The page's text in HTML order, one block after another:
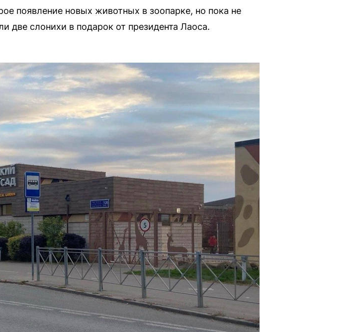
появление новых животных в зоопарке, но пока не
две слонихи в подарок от президента Лаоса.